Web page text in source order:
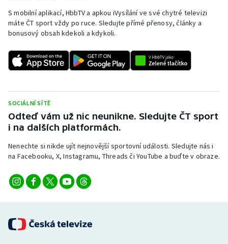
S mobilní aplikací, HbbTV a apkou iVysílání ve své chytré televizi
máte ČT sport vždy po ruce. Sledujte přímé přenosy, články a
bonusový obsah kdekoli a kdykoli.
SOCIÁLNÍ SÍTĚ
Odteď vám už nic neunikne. Sledujte ČT sport
i na dalších platformách.
Nenechte si nikde ujít nejnovější sportovní události. Sledujte nás i
na Facebooku, X, Instagramu, Threads či YouTube a buďte v obraze.